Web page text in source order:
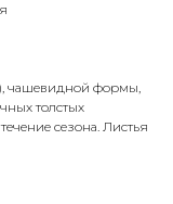
чашевидной формы,
толстых
сезона. Листья